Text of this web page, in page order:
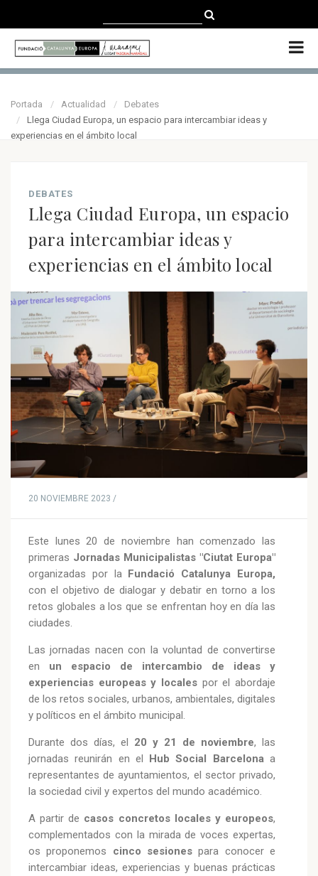
ENGLISH
Portada Actualidad
Debates
Llega Ciudad Europa, un espacio para intercambiar ideas y
experiencias en el ámbito local
DEBATES
Llega Ciudad Europa, un espacio
para intercambiar ideas y
experiencias en el ámbito local
20 NOVIEMBRE 2023 /
Este lunes 20 de noviembre han comenzado las
primeras Jornadas Municipalistas "Ciutat Europa"
organizadas por la Fundació Catalunya Europa,
con el objetivo de dialogar y debatir en torno a los
retos globales a los que se enfrentan hoy en día las
ciudades.
Las jornadas nacen con la voluntad de convertirse
en un espacio de intercambio de ideas y
experiencias europeas y locales por el abordaje
de los retos sociales, urbanos, ambientales, digitales
y políticos en el ámbito municipal.
Durante dos días, el 20 y 21 de noviembre, las
jornadas reunirán en el Hub Social Barcelonaa
representantes de ayuntamientos, el sector privado,
la sociedad civil y expertos del mundo académico.
A partir de casos concretos locales y europeos,
complementados con la mirada de voces expertas,
os proponemos cinco sesiones para conocer e
intercambiar ideas, experiencias y buenas prácticas